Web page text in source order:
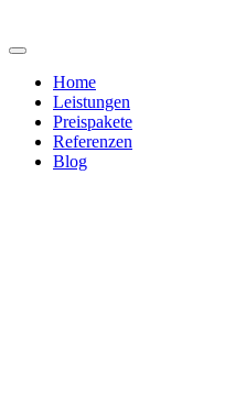
Home
Leistungen
Preispakete
Referenzen
Blog